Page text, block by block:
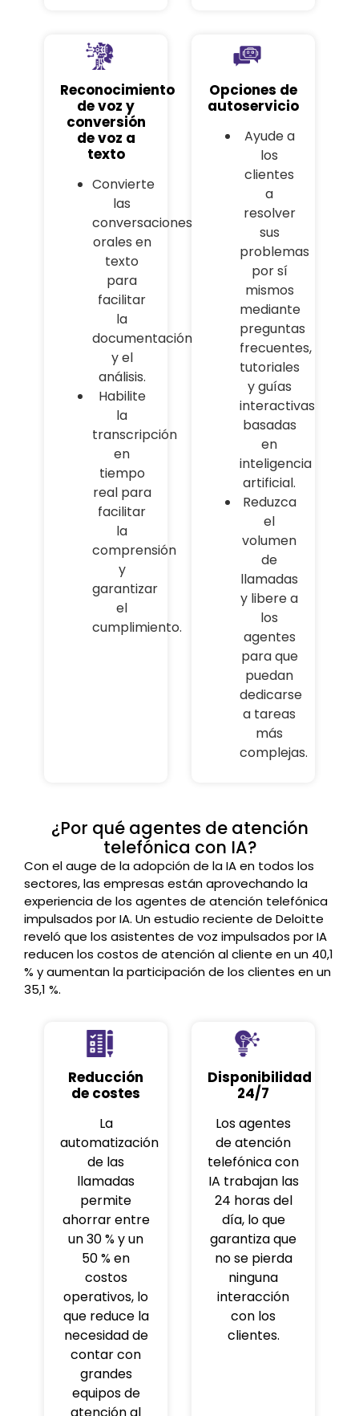
Reconocimiento
de voz y
conversión
de voz a
texto
Convierte
las
conversaciones
orales en
texto
para
facilitar
la
documentación
y el
análisis.
Habilite
la
transcripción
en
tiempo
real para
facilitar
la
comprensión
y
garantizar
el
cumplimiento.
Opciones de
autoservicio
Ayude a
los
clientes
a
resolver
sus
problemas
por sí
mismos
mediante
preguntas
frecuentes,
tutoriales
y guías
interactivas
basadas
en
inteligencia
artificial.
Reduzca
el
volumen
de
llamadas
y libere a
los
agentes
para que
puedan
dedicarse
a tareas
más
complejas.
¿Por qué agentes de atención
telefónica con IA?
Con el auge de la adopción de la IA en todos los
sectores, las empresas están aprovechando la
experiencia de los agentes de atención telefónica
impulsados por IA. Un estudio reciente de Deloitte
reveló que los asistentes de voz impulsados por IA
reducen los costos de atención al cliente en un 40,1
% y aumentan la participación de los clientes en un
35,1 %.
Reducción
de costes
La
automatización
de las
llamadas
permite
ahorrar entre
un 30 % y un
50 % en
costos
operativos, lo
que reduce la
necesidad de
contar con
grandes
equipos de
Disponibilidad
24/7
Los agentes
de atención
telefónica con
IA trabajan las
24 horas del
día, lo que
garantiza que
no se pierda
ninguna
interacción
con los
clientes.